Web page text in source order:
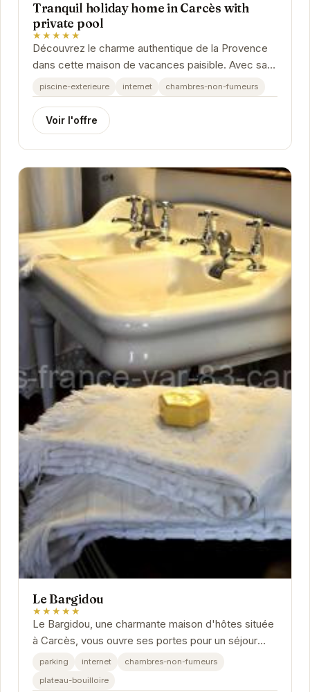
Tranquil holiday home in Carcès with
private pool
★★★★★
Découvrez le charme authentique de la Provence
dans cette maison de vacances paisible. Avec sa
piscine privée, son cadre verdoyant et son...
piscine-exterieure internet chambres-non-fumeurs
Voir l'offre
Le Bargidou
★★★★★
Le Bargidou, une charmante maison d'hôtes située
à Carcès, vous ouvre ses portes pour un séjour
inoubliable en Provence. Imprégnez-vous de...
parking internet
chambres-non-fumeurs
plateau-bouilloire